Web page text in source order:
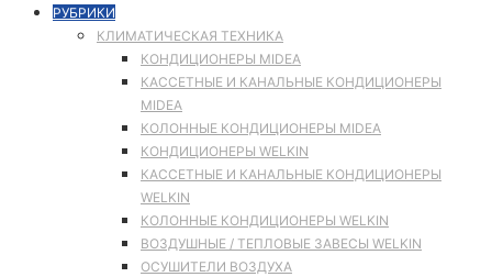
РУБРИКИ
КЛИМАТИЧЕСКАЯ ТЕХНИКА
КОНДИЦИОНЕРЫ MIDEA
КАССЕТНЫЕ И КАНАЛЬНЫЕ КОНДИЦИОНЕРЫ
MIDEA
КОЛОННЫЕ КОНДИЦИОНЕРЫ MIDEA
КОНДИЦИОНЕРЫ WELKIN
КАССЕТНЫЕ И КАНАЛЬНЫЕ КОНДИЦИОНЕРЫ
WELKIN
КОЛОННЫЕ КОНДИЦИОНЕРЫ WELKIN
ВОЗДУШНЫЕ / ТЕПЛОВЫЕ ЗАВЕСЫ WELKIN
ОСУШИТЕЛИ ВОЗДУХА